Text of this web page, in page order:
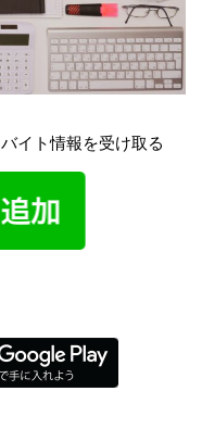
バイト情報を受け取る